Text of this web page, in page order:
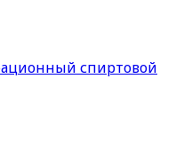
спиртовой